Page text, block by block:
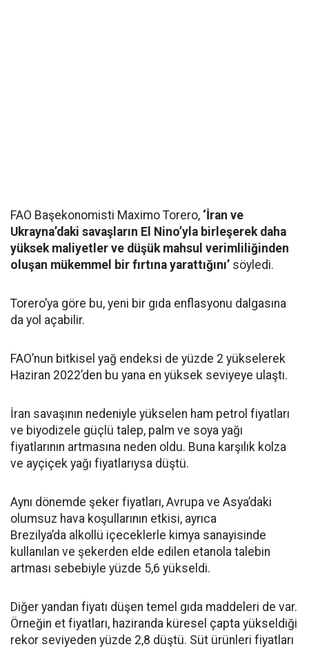
FAO Başekonomisti Maximo Torero, ‘İran ve
Ukrayna’daki savaşların El Nino’yla birleşerek daha
yüksek maliyetler ve düşük mahsul verimliliğinden
oluşan mükemmel bir fırtına yarattığını’ söyledi.
Torero’ya göre bu, yeni bir gıda enflasyonu dalgasına
da yol açabilir.
FAO’nun bitkisel yağ endeksi de yüzde 2 yükselerek
Haziran 2022’den bu yana en yüksek seviyeye ulaştı.
İran savaşının nedeniyle yükselen ham petrol fiyatları
ve biyodizele güçlü talep, palm ve soya yağı
fiyatlarının artmasına neden oldu. Buna karşılık kolza
ve ayçiçek yağı fiyatlarıysa düştü.
Aynı dönemde şeker fiyatları, Avrupa ve Asya’daki
olumsuz hava koşullarının etkisi, ayrıca
Brezilya’da alkollü içeceklerle kimya sanayisinde
kullanılan ve şekerden elde edilen etanola talebin
artması sebebiyle yüzde 5,6 yükseldi.
Diğer yandan fiyatı düşen temel gıda maddeleri de var.
Örneğin et fiyatları, haziranda küresel çapta yükseldiği
rekor seviyeden yüzde 2,8 düştü. Süt ürünleri fiyatları